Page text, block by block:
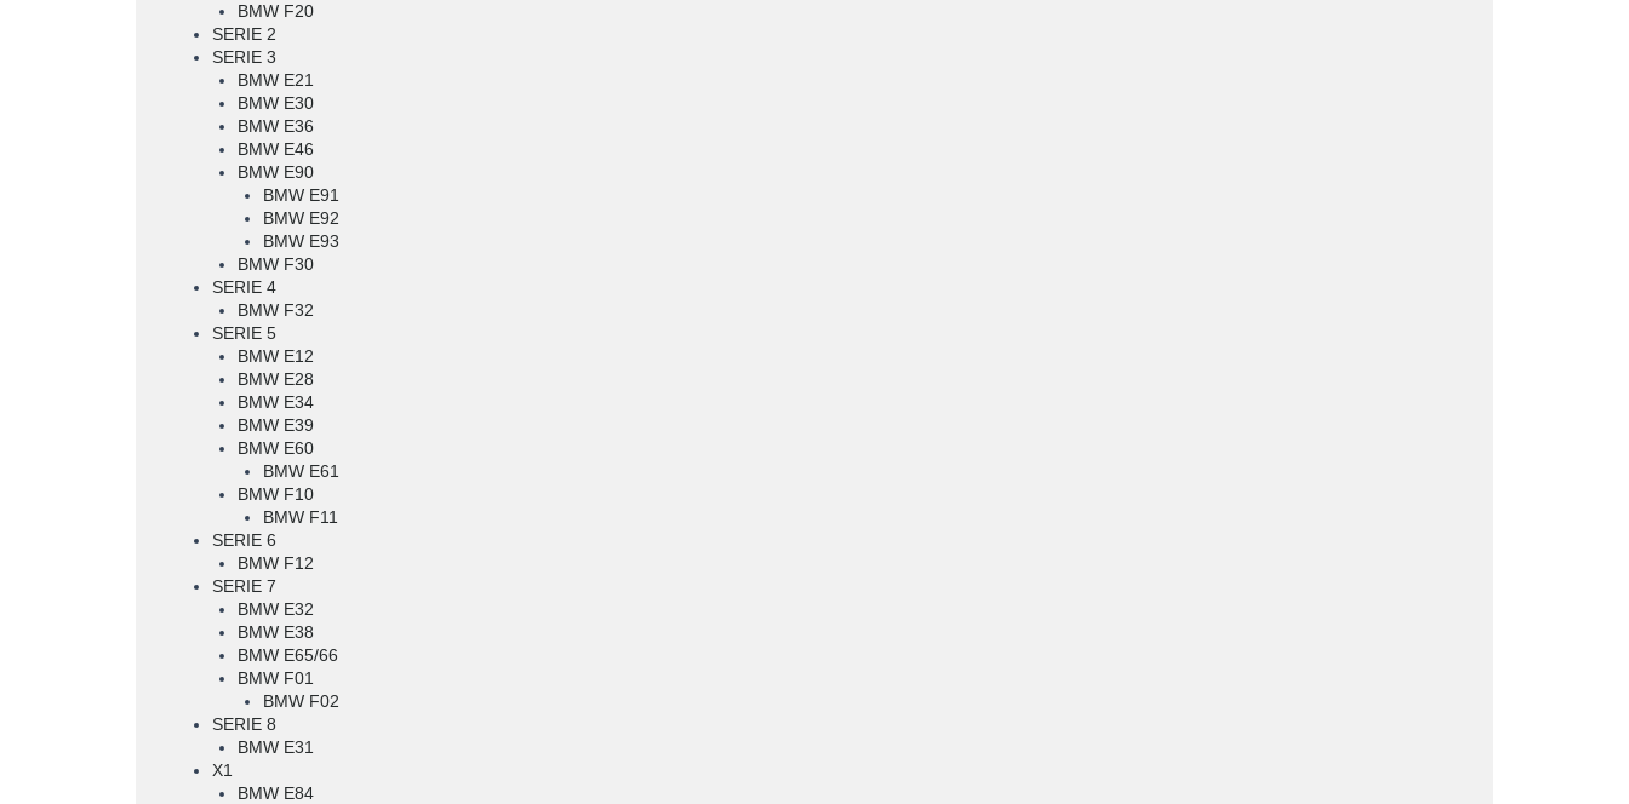
BMW F20
SERIE 2
SERIE 3
BMW E21
BMW E30
BMW E36
BMW E46
BMW E90
BMW E91
BMW E92
BMW E93
BMW F30
SERIE 4
BMW F32
SERIE 5
BMW E12
BMW E28
BMW E34
BMW E39
BMW E60
BMW E61
BMW F10
BMW F11
SERIE 6
BMW F12
SERIE 7
BMW E32
BMW E38
BMW E65/66
BMW F01
BMW F02
SERIE 8
BMW E31
X1
BMW E84